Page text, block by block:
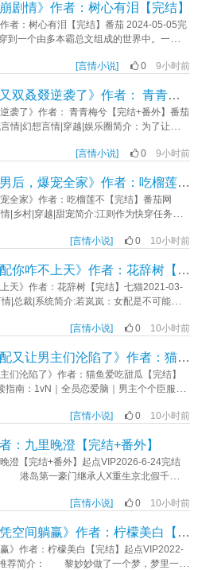
洞里有小妖带回来了半只荷叶鸡 嫩
吸引了一整个狐狸洞的小狐狸 小妖：
香，吃完后，我就顿悟进阶
凌樾出关后，本想瞧瞧狐族新生一脉修
瞧，何方妖孽，使出如此歹计，引他
之后：修炼打坐之前，就该吃饱了再
秦羡的私房菜馆生意越来越好，
与别的五行灵根不一样，吃的越好，它
羡：这就是传闻中的……饭灵
，曾经被他们视作弃子的秦羡，不仅
镜 云山宗众人纷纷后悔求和 秦
一个被师门当弃子的下场，现如今来求我
标签： 种田文 仙侠修真 女配 甜文 爽文主
介：做饭香香，活的长长立意：不论如何，
》作者：挠时光
满邪祟、怪物与疯子的世界中挣扎求生。
到钉子户玩家林杳，强行拆除规则墙体，
杳：？？？我只是想活，怎么就成了系
剧情》作者：树心有泪【完结】
者：树心有泪【完结】番茄 2024-05-05完
一个由多本霸总文组成的世界中。一个打
情为什么总是崩坏啊？“宿主，《陆总的乖
女主本该相遇的，现在相遇没遇上。”“宿
女主被你刺激得要离婚啦。”林伊在这个世
小娇妻变事业脑了？替身情人掉钱眼里
文里崩剧情》作者：树心有泪
[言情小说] 0 9小时前
[穿越重生] 《快穿之女配她又双叒叕逆袭了》作者： 青青梅兮【完结+番外】
袭了》作者： 青青梅兮【完结+番外】番茄
情|幻想言情|穿越|娱乐圈简介：为了让神界
力，可又不得不听从命令，只是……女尊
的星球主，高冷的军队将军唇角一勾，"这
，她说她只是来收集能量的，还有人信
》作者：青青梅兮
[言情小说] 0 9小时前
[穿越重生] 《快穿：改造渣男后，爆宠全家》作者：吃榴莲不【完结】
全家》作者：吃榴莲不【完结】番茄网
|乡村|穿越|甜宠简介:江则作为快穿任务者
的渣爹4愚孝男养出的犯罪娃《快穿：改造
[言情小说] 0 10小时前
[穿越重生] 《快穿有毒：女配你咋不上天》作者：花辞树【完结】
天》作者：花辞树【完结】七猫2021-03-
|总裁|系统简介:若岚岚：女配是不可能逆袭
就是饿死，死外边，从这里跳下去，也不会
若岚岚：不好意思，我刚从天上下来。
：花辞树
[言情小说] 0 10小时前
[穿越重生] 《快穿之白莲女配又让男主们沦陷了》作者：猫鱼爱吃甜瓜【完结】
们沦陷了》作者：猫鱼爱吃甜瓜【完结】
南：1vN｜全员恋爱脑｜男主个个臣服
得好惨，少虞笑了：放心，姐带你演回来。
晚就让他半夜开车过来修灯泡。侄女当着
这位爷跪在她面前，眼泪哗哗的：“我错
军他是杀人不眨眼的铁血将军，她是京城
忠犬暗卫她是权倾朝野的疯批长公主，他是
你，你摸摸我的头好不好？”世界四：禁欲
个月连婚房都没进过，把她当空气。后来
婚……不离了。”少虞的鱼塘，进去的鱼就没
[言情小说] 0 10小时前
：九里晚澄【完结+番外】
澄【完结+番外】起点VIP2026-6-24完结
港岛第一豪门继承人X重生京北假千
送来婚书和婚前协议，私生女要替长公主
钻石好大！” 太子爷挥手点天灯，在场无
喜欢！” 太子爷将人搂在怀，“乖，我
家说贺聿珩很忙，忙到早出晚归，让简之
[言情小说] 0 10小时前
[仙侠魔幻] 《末世后我全家凭空间躺赢》作者：柠檬美白【完结】
》作者：柠檬美白【完结】起点VIP2022-
荐简介： 黎妙妙做了一个梦，梦里一场